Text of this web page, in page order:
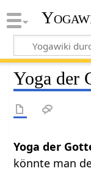
Yoga der
Yoga der
könnte man